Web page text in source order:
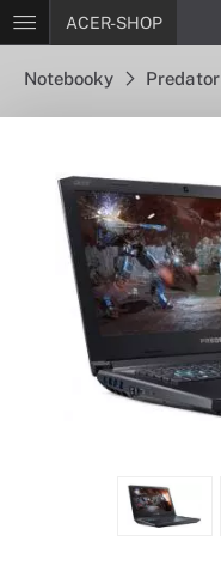
ACER-SHOP
Notebooky Predator